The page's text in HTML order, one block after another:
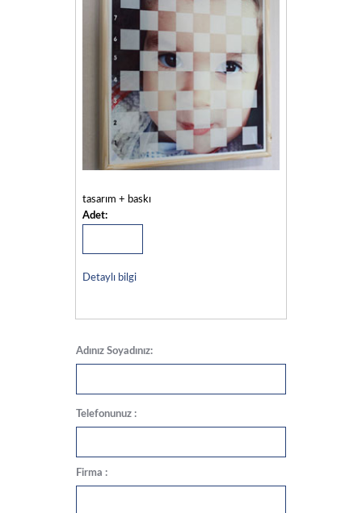
tasarım + baskı
Adet:
Detaylı bilgi
Adınız Soyadınız:
Telefonunuz :
Firma :